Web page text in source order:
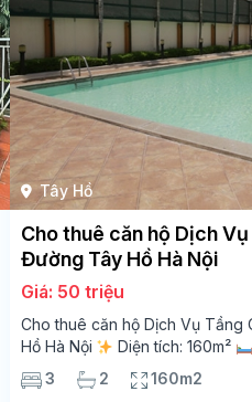
Tây Hồ
Cho thuê căn hộ Dịch
Đường Tây Hồ Hà Nội
Giá: 50 triệu
Cho thuê căn hộ Dịch Vụ
Hồ Hà Nội
Diện tích: 160m²
thoáng sáng
2 phòng tắm
khách hiện đại, ban công
3 2 160m2